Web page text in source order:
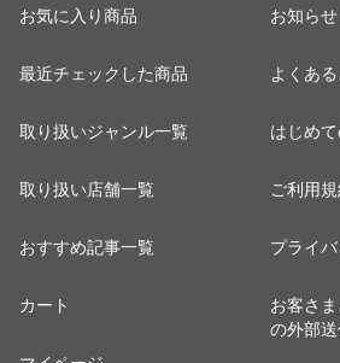
お気に入り商品
最近チェックした商品
取り扱いジャンル一覧
取り扱い店舗一覧
おすすめ記事一覧
カート
お知らせ
よくあ
はじめ
ご利用規
プライ
お客さ
の外部